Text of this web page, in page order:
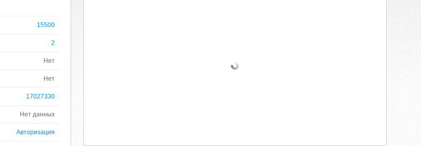
15500
2
Нет
Нет
17027330
Нет данных
Авторизация